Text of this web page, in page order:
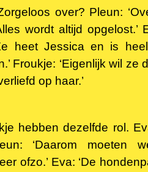
over? Pleun:
wordt altijd opgelost.’
heet Jessica en is
Froukje: ‘Eigenlijk wil
op haar.’
hebben dezelfde rol.
‘Daarom moeten
ofzo.’ Eva: ‘De